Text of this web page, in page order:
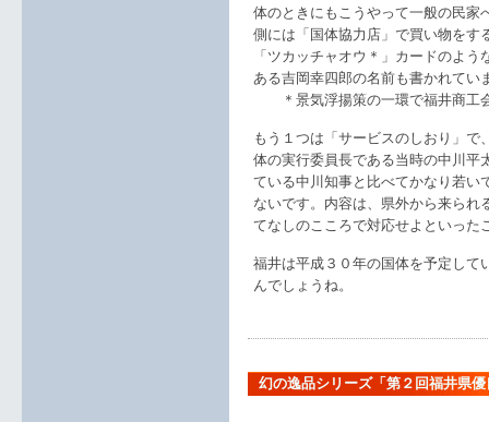
体のときにもこうやって一般の民家
側には「国体協力店」で買い物をす
「ツカッチャオウ＊」カードのよ
ある吉岡幸四郎の名前も書かれてい
＊景気浮揚策の一環で福井商工
もう１つは「サービスのしおり」
体の実行委員長である当時の中川平
ている中川知事と比べてかなり若い
ないです。内容は、県外から来られ
てなしのこころで対応せよといった
福井は平成３０年の国体を予定して
んでしょうね。
幻の逸品シリーズ「第２回福井県